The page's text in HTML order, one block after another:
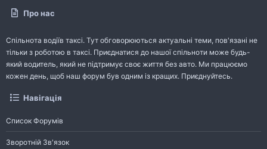
Про нас
Спільнота водіїв таксі. Тут обговорюються актуальні теми, пов'язані не
тільки з роботою в таксі. Приєднатися до нашої спільноти може будь-
який водитель, який не підтримує своє життя без авто. Ми працюємо
кожен день, щоб наш форум був одним із кращих. Приєднуйтесь.
Навігація
Список Форумів
Зворотній Зв'язок